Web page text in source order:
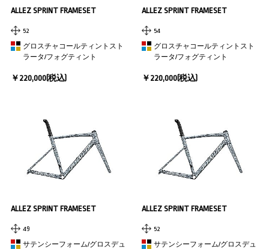
ALLEZ SPRINT FRAMESET
52
グロスチャコールティントスト
ラータ/フォグティント
￥220,000(税込)
ALLEZ SPRINT FRAMESET
54
グロスチャコールティントスト
ラータ/フォグティント
￥220,000(税込)
ALLEZ SPRINT FRAMESET
49
サテンシーフォーム/グロスデュ
ALLEZ SPRINT FRAMESET
52
サテンシーフォーム/グロスデュ